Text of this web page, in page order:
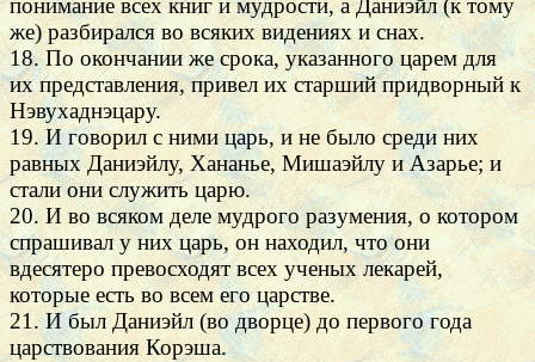
понимание всех книг и мудрости, а Даниэйл (к тому
же) разбирался во всяких видениях и снах.
18. По окончании же срока, указанного царем для
их представления, привел их старший придворный к
Нэвухаднэцару.
19. И говорил с ними царь, и не было среди них
равных Даниэйлу, Хананье, Мишаэйлу и Азарье; и
стали они служить царю.
20. И во всяком деле мудрого разумения, о котором
спрашивал у них царь, он находил, что они
вдесятеро превосходят всех ученых лекарей,
которые есть во всем его царстве.
21. И был Даниэйл (во дворце) до первого года
царствования Корэша.